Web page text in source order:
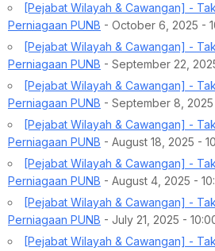
[Pejabat Wilayah & Cawangan] -
Perniagaan PUNB - October 6, 2025 -
[Pejabat Wilayah & Cawangan] -
Perniagaan PUNB - September 22,
[Pejabat Wilayah & Cawangan] -
Perniagaan PUNB - September 8, 2025
[Pejabat Wilayah & Cawangan] -
Perniagaan PUNB - August 18, 2025 -
[Pejabat Wilayah & Cawangan] -
Perniagaan PUNB - August 4, 2025 -
[Pejabat Wilayah & Cawangan] -
Perniagaan PUNB - July 21, 2025 -
[Pejabat Wilayah & Cawangan] -